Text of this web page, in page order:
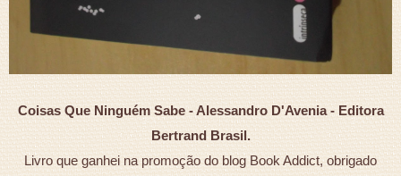
Coisas Que Ninguém Sabe - Alessandro D'Avenia - Editora
Bertrand Brasil.
Livro que ganhei na promoção do blog Book Addict, obrigado